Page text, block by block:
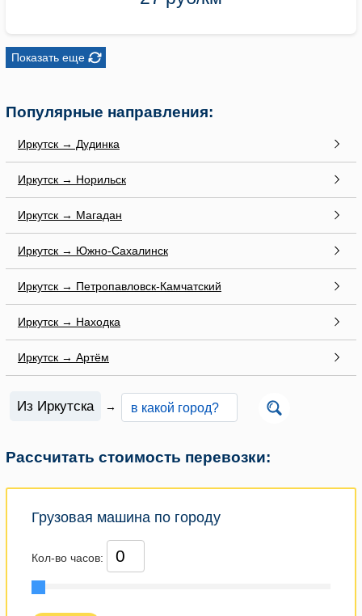
Показать еще
Популярные направления:
Иркутск → Дудинка
Иркутск → Норильск
Иркутск → Магадан
Иркутск → Южно-Сахалинск
Иркутск → Петропавловск-Камчатский
Иркутск → Находка
Иркутск → Артём
Из Иркутска →
Рассчитать стоимость перевозки:
Грузовая машина по городу
Кол-во часов: